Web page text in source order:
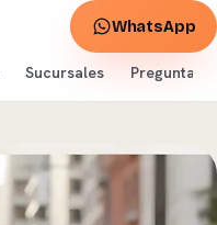
Sucursales Preguntas
WhatsApp